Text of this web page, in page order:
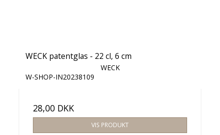
WECK patentglas - 22 cl, 6 cm
WECK
W-SHOP-IN20238109
28,00 DKK
VIS PRODUKT